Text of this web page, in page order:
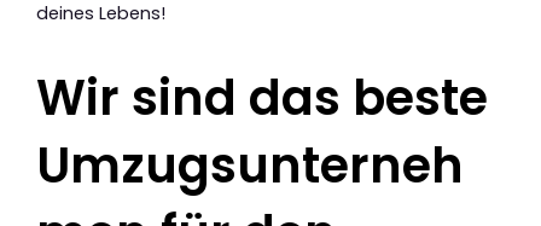
deines Lebens!
Wir sind das beste
Umzugsunterneh